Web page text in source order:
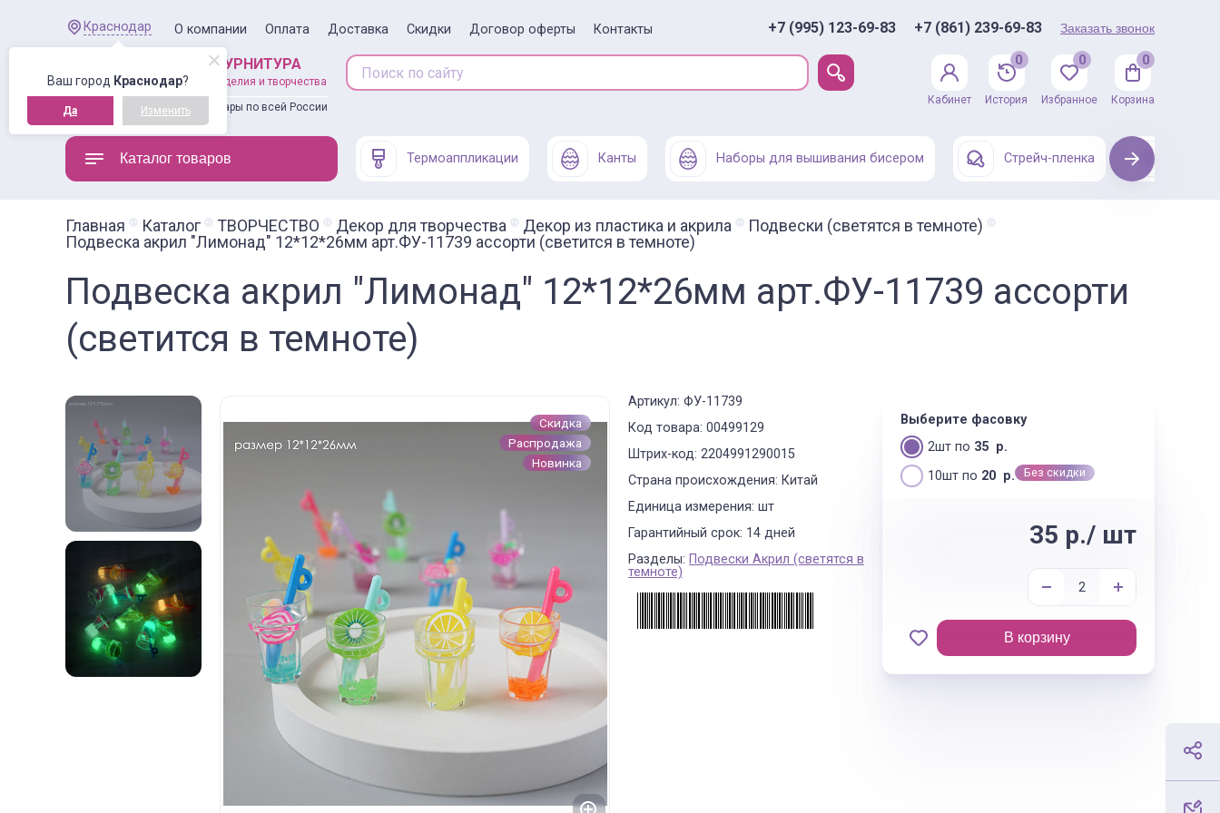
Ваш город Краснодар?
Да Изменить
Краснодар О компании Оплата Доставка Скидки Договор оферты Контакты +7 (995) 123-69-83 +7 (861) 239-69-83 Заказать звонок
ШВЕЙНАЯ ФУРНИТУРА
товары для рукоделия и творчества
Доставляем товары по всей России
Кабинет
0
История
0
Избранное
0
Корзина
Каталог товаров Термоаппликации Канты Наборы для вышивания бисером Стрейч-пленка Next
Главная Каталог ТВОРЧЕСТВО Декор для творчества Декор из пластика и акрила
Подвески (светятся в темноте)
Подвеска акрил "Лимонад" 12*12*26мм арт.ФУ-11739 ассорти (светится в темноте)
Подвеска акрил "Лимонад" 12*12*26мм арт.ФУ-11739 ассорти
(светится в темноте)
Скидка
Распродажа
Новинка
Артикул: ФУ-11739
Код товара: 00499129
Штрих-код: 2204991290015
Страна происхождения: Китай
Единица измерения: шт
Гарантийный срок: 14 дней
Разделы: Подвески Акрил (светятся в
темноте)
Выберите фасовку
2шт по 35 р.
10шт по 20 р. Без скидки
35 р./ шт
В корзину